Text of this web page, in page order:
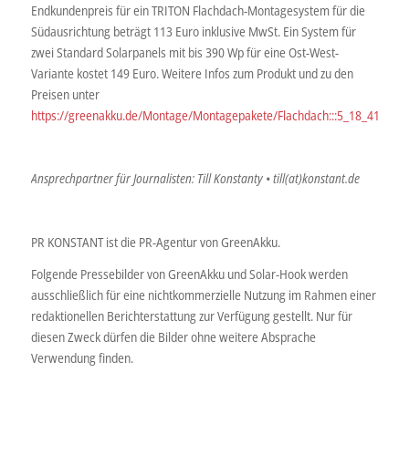
Endkundenpreis für ein TRITON Flachdach-Montagesystem für die
Südausrichtung beträgt 113 Euro inklusive MwSt. Ein System für
zwei Standard Solarpanels mit bis 390 Wp für eine Ost-West-
Variante kostet 149 Euro. Weitere Infos zum Produkt und zu den
Preisen unter
https://greenakku.de/Montage/Montagepakete/Flachdach:::5_18_41.html
Ansprechpartner für Journalisten: Till Konstanty • till(at)konstant.de
PR KONSTANT ist die PR-Agentur von GreenAkku.
Folgende Pressebilder von GreenAkku und Solar-Hook werden
ausschließlich für eine nichtkommerzielle Nutzung im Rahmen einer
redaktionellen Berichterstattung zur Verfügung gestellt. Nur für
diesen Zweck dürfen die Bilder ohne weitere Absprache
Verwendung finden.